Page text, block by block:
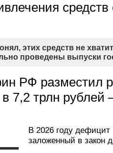
средств
этих средств не
проведены выпуски
РФ разместил
7,2 трлн
В 2026 году
заложенный в закон